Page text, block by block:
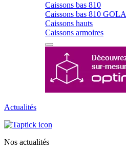
Caissons bas 810
Caissons bas 810 GOLA
Caissons hauts
Caissons armoires
Actualités
Nos actualités